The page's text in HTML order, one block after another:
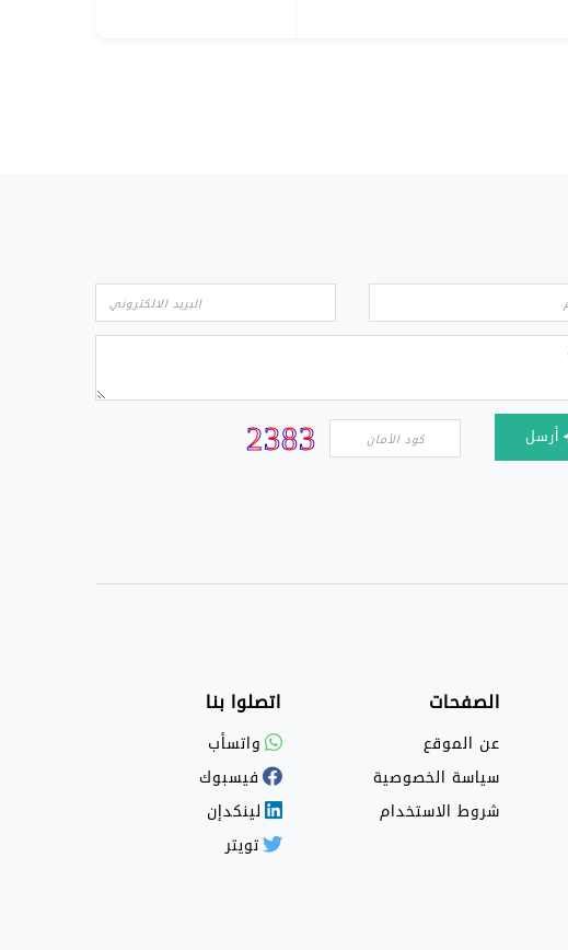
أرسل
الصفحات
عن الموقع
سياسة الخصوصية
شروط الاستخدام
اتصلوا بنا
واتسأب
فيسبوك
لينكدإن
تويتر